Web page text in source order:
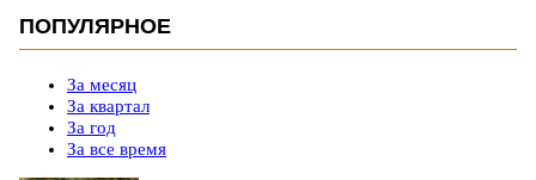
ПОПУЛЯРНОЕ
За месяц
За квартал
За год
За все время